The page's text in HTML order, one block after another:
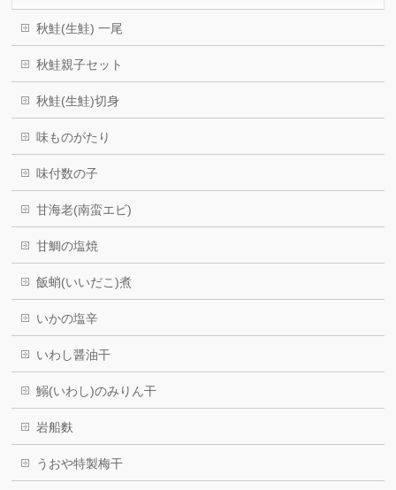
秋鮭(生鮭) 一尾
秋鮭親子セット
秋鮭(生鮭)切身
味ものがたり
味付数の子
甘海老(南蛮エビ)
甘鯛の塩焼
飯蛸(いいだこ)煮
いかの塩辛
いわし醤油干
鰯(いわし)のみりん干
岩船麩
うおや特製梅干